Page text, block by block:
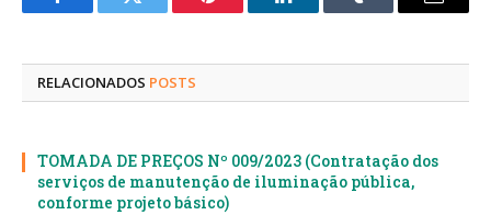
FacebookTwitter Pinterest LinkedInTumblr
E-
RELACIONADOS POSTS
TOMADA DE PREÇOS Nº 009/2023 (Contratação dos
serviços de manutenção de iluminação pública,
conforme projeto básico)